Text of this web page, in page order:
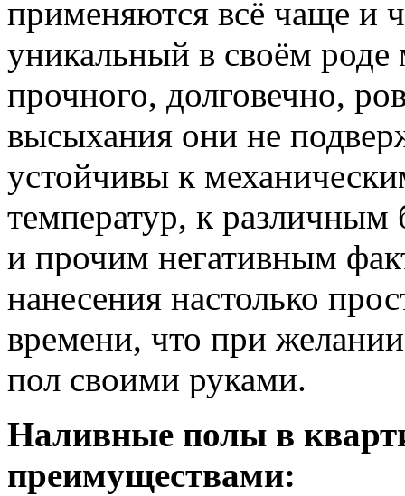
применяются всё чаще и
уникальный в своём роде
прочного, долговечно,
высыхания они не
устойчивы к
температур, к
и прочим негативным
нанесения настолько
времени, что при
пол своими руками.
Наливные полы в
преимуществами: